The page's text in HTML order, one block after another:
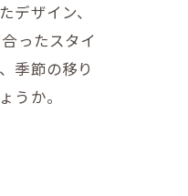
ザイン、
ったスタイ
季節の移り
うか。